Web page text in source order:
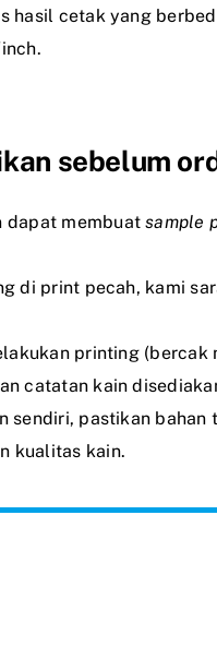
hasil cetak yang
sebelum
dapat membuatsample
di print pecah, kami
printing
catatan kain
sendiri, pastikan
kualitas kain.